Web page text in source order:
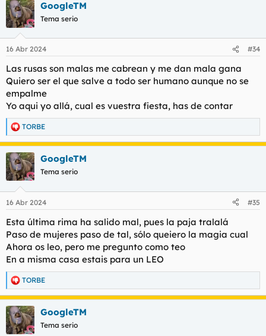
c
c
i
e
:
GoogleTM
Tema serio
16 Abr 2024 #34
Las rusas son malas me cabrean y me dan mala gana
Quiero ser el que salve a todo ser humano aunque no se
empalme
Yo aqui yo allá, cual es vuestra fiesta, has de contar
R
e
a
c
c
i
e
:
TORBE
GoogleTM
Tema serio
16 Abr 2024 #35
Esta última rima ha salido mal, pues la paja tralalá
Paso de mujeres paso de tal, sólo queiero la magia cual
Ahora os leo, pero me pregunto como teo
En a misma casa estais para un LEO
R
e
a
c
c
i
TORBE
GoogleTM
Tema serio